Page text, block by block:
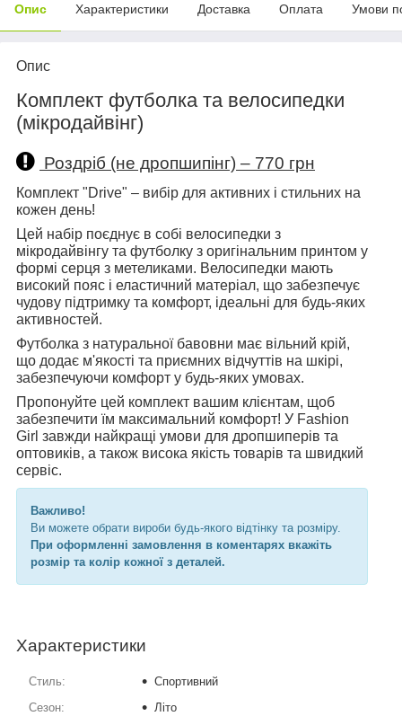
Опис Характеристики Доставка Оплата Умови
Опис
Комплект футболка та велосипедки
(мікродайвінг)
Роздріб (не дропшипінг) – 770 грн
Комплект "Drive" – вибір для активних і стильних на
кожен день!
Цей набір поєднує в собі велосипедки з
мікродайвінгу та футболку з оригінальним принтом у
формі серця з метеликами. Велосипедки мають
високий пояс і еластичний матеріал, що забезпечує
чудову підтримку та комфорт, ідеальні для будь-яких
активностей.
Футболка з натуральної бавовни має вільний крій,
що додає м'якості та приємних відчуттів на шкірі,
забезпечуючи комфорт у будь-яких умовах.
Пропонуйте цей комплект вашим клієнтам, щоб
забезпечити їм максимальний комфорт! У Fashion
Girl завжди найкращі умови для дропшиперів та
оптовиків, а також висока якість товарів та швидкий
сервіс.
Важливо!
Ви можете обрати вироби будь-якого відтінку та розміру.
При оформленні замовлення в коментарях вкажіть
розмір та колір кожної з деталей.
Характеристики
Стиль:
Спортивний
Сезон:
Літо